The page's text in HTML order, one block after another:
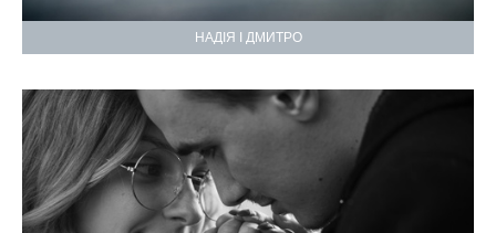
НАДІЯ І ДМИТРО